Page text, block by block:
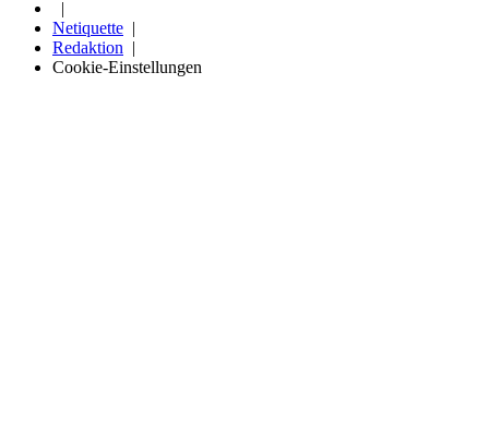
Netiquette
Redaktion
Cookie-Einstellungen